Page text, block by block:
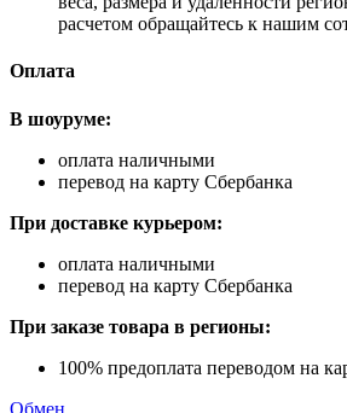
расчетом обращайтесь к нашим
Оплата
В шоуруме:
оплата наличными
перевод на карту Сбербанка
При доставке курьером:
оплата наличными
перевод на карту Сбербанка
При заказе товара в регионы:
100% предоплата переводом на
Обмен